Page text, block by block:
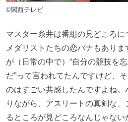
©関西テレビ
マスター糸井は番組の見どころに
メダリストたちの恋バナもあり
が（日常の中で）“自分の競技を
だ”って言われてたんですけど、
のはすごい共感したんですよね
りながら、アスリートの真剣な
るところが見どころなんじゃな